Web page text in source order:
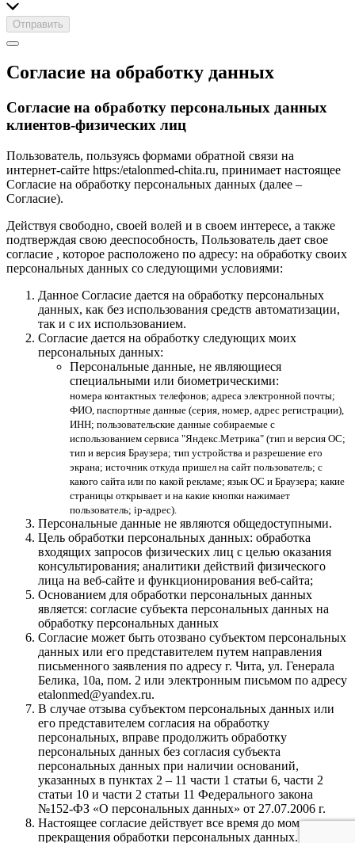
Отправить
Согласие на обработку данных
Согласие на обработку персональных данных
клиентов-физических лиц
Пользователь, пользуясь формами обратной связи на
интернет-сайте https:/etalonmed-chita.ru, принимает настоящее
Согласие на обработку персональных данных (далее –
Согласие).
Действуя свободно, своей волей и в своем интересе, а также
подтверждая свою дееспособность, Пользователь дает свое
согласие , которое расположено по адресу: на обработку своих
персональных данных со следующими условиями:
Данное Согласие дается на обработку персональных
данных, как без использования средств автоматизации,
так и с их использованием.
Согласие дается на обработку следующих моих
персональных данных:
Персональные данные, не являющиеся
специальными или биометрическими:
номера контактных телефонов; адреса электронной почты;
ФИО, паспортные данные (серия, номер, адрес регистрации),
ИНН; пользовательские данные собираемые с
использованием сервиса "Яндекс.Метрика" (тип и версия ОС;
тип и версия Браузера; тип устройства и разрешение его
экрана; источник откуда пришел на сайт пользователь; с
какого сайта или по какой рекламе; язык ОС и Браузера; какие
страницы открывает и на какие кнопки нажимает
пользователь; ip-адрес).
Персональные данные не являются общедоступными.
Цель обработки персональных данных: обработка
входящих запросов физических лиц с целью оказания
консультирования; аналитики действий физического
лица на веб-сайте и функционирования веб-сайта;
Основанием для обработки персональных данных
является: согласие субъекта персональных данных на
обработку персональных данных
Согласие может быть отозвано субъектом персональных
данных или его представителем путем направления
письменного заявления по адресу г. Чита, ул. Генерала
Белика, 10а, пом. 2 или электронным письмом по адресу
etalonmed@yandex.ru.
В случае отзыва субъектом персональных данных или
его представителем согласия на обработку
персональных, вправе продолжить обработку
персональных данных без согласия субъекта
персональных данных при наличии оснований,
указанных в пунктах 2 – 11 части 1 статьи 6, части 2
статьи 10 и части 2 статьи 11 Федерального закона
№152-ФЗ «О персональных данных» от 27.07.2006 г.
Настоящее согласие действует все время до момента
прекращения обработки персональных данных.